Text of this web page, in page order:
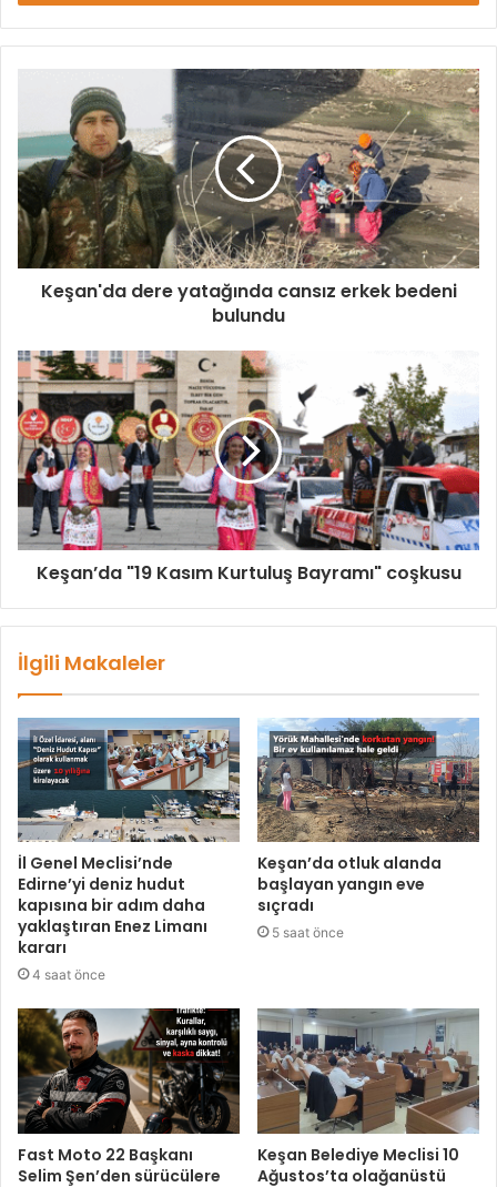
Keşan'da dere yatağında cansız erkek bedeni
bulundu
Keşan’da "19 Kasım Kurtuluş Bayramı" coşkusu
İlgili Makaleler
İl Genel Meclisi’nde
Edirne’yi deniz hudut
kapısına bir adım daha
yaklaştıran Enez Limanı
kararı
4 saat önce
Keşan’da otluk alanda
başlayan yangın eve
sıçradı
5 saat önce
Fast Moto 22 Başkanı
Selim Şen’den sürücülere
Keşan Belediye Meclisi 10
Ağustos’ta olağanüstü